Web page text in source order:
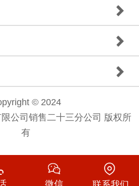
© 2024
公司销售二十三分公司 版权所
有
微信